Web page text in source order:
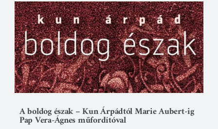
A boldog észak – Kun Árpádtól Marie Aubert-ig
Pap Vera-Ágnes műfordítóval